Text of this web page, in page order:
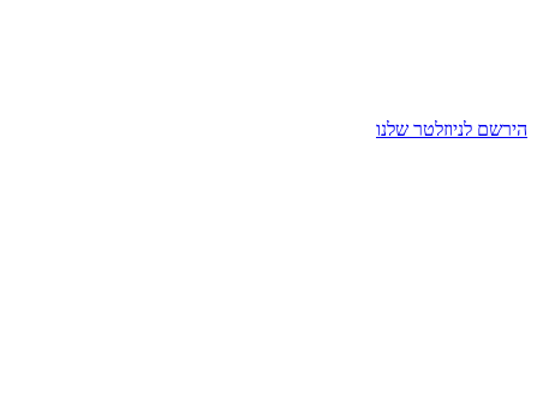
הירשם לניוזלטר שלנו